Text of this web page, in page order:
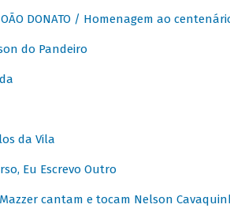
JOÃO DONATO / Homenagem ao
do Pandeiro
da Vila
Eu Escrevo Outro
cantam e tocam Nelson